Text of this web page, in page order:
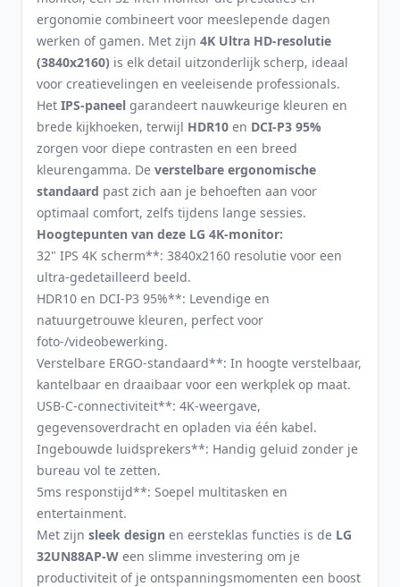
ergonomie combineert voor meeslepende dagen
werken of gamen. Met zijn 4K Ultra HD-resolutie
(3840x2160) is elk detail uitzonderlijk scherp, ideaal
voor creatievelingen en veeleisende professionals.
Het IPS-paneel garandeert nauwkeurige kleuren en
brede kijkhoeken, terwijl HDR10 en DCI-P3 95%
zorgen voor diepe contrasten en een breed
kleurengamma. De verstelbare ergonomische
standaard past zich aan je behoeften aan voor
optimaal comfort, zelfs tijdens lange sessies.
Hoogtepunten van deze LG 4K-monitor:
32" IPS 4K scherm**: 3840x2160 resolutie voor een
ultra-gedetailleerd beeld.
HDR10 en DCI-P3 95%**: Levendige en
natuurgetrouwe kleuren, perfect voor
foto-/videobewerking.
Verstelbare ERGO-standaard**: In hoogte verstelbaar,
kantelbaar en draaibaar voor een werkplek op maat.
USB-C-connectiviteit**: 4K-weergave,
gegevensoverdracht en opladen via één kabel.
Ingebouwde luidsprekers**: Handig geluid zonder je
bureau vol te zetten.
5ms responstijd**: Soepel multitasken en
entertainment.
Met zijn sleek design en eersteklas functies is de LG
32UN88AP-W een slimme investering om je
productiviteit of je ontspanningsmomenten een boost